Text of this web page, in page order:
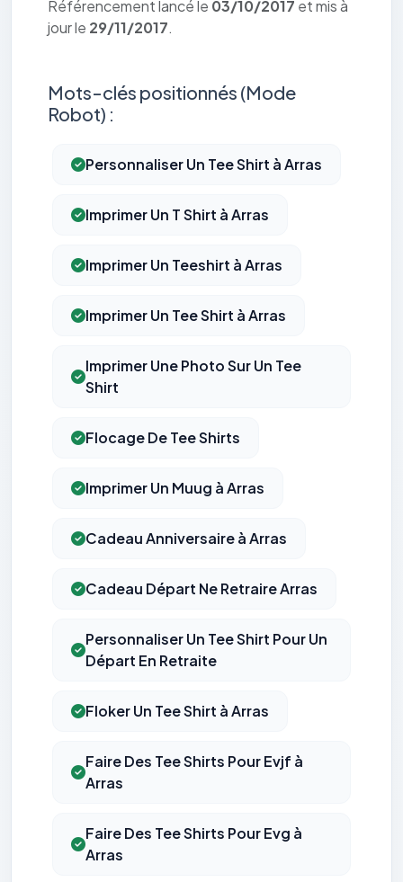
Référencement lancé le 03/10/2017 et mis à
jour le 29/11/2017.
Mots-clés positionnés (Mode
Robot) :
Personnaliser Un Tee Shirt à Arras
Imprimer Un T Shirt à Arras
Imprimer Un Teeshirt à Arras
Imprimer Un Tee Shirt à Arras
Imprimer Une Photo Sur Un Tee
Shirt
Flocage De Tee Shirts
Imprimer Un Muug à Arras
Cadeau Anniversaire à Arras
Cadeau Départ Ne Retraire Arras
Personnaliser Un Tee Shirt Pour Un
Départ En Retraite
Floker Un Tee Shirt à Arras
Faire Des Tee Shirts Pour Evjf à
Arras
Faire Des Tee Shirts Pour Evg à
Arras